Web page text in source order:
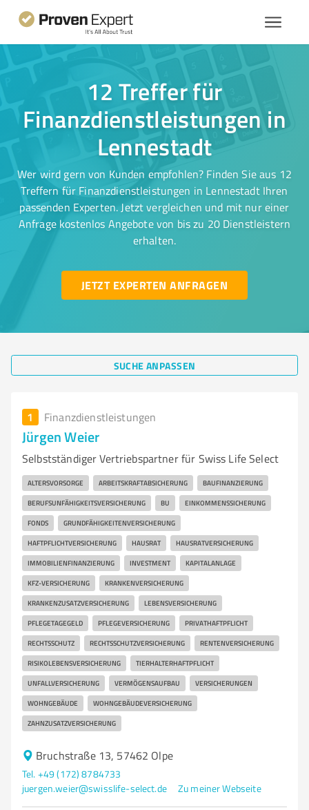
12 Treffer für
Finanzdienstleistungen in
Lennestadt
Wer wird gern von Kunden empfohlen? Finden Sie aus 12
Treffern für Finanzdienstleistungen in Lennestadt Ihren
passenden Experten. Jetzt vergleichen und mit nur einer
Anfrage kostenlos Angebote von bis zu 20 Dienstleistern
erhalten.
JETZT EXPERTEN ANFRAGEN
SUCHE ANPASSEN
1 Finanzdienstleistungen
Jürgen Weier
Selbstständiger Vertriebspartner für Swiss Life Select
ALTERSVORSORGE ARBEITSKRAFTABSICHERUNG BAUFINANZIERUNG
BERUFSUNFÄHIGKEITSVERSICHERUNG BU EINKOMMENSSICHERUNG
FONDS GRUNDFÄHIGKEITENVERSICHERUNG
HAFTPFLICHTVERSICHERUNG HAUSRAT HAUSRATVERSICHERUNG
IMMOBILIENFINANZIERUNG INVESTMENT KAPITALANLAGE
KFZ-VERSICHERUNG KRANKENVERSICHERUNG
KRANKENZUSATZVERSICHERUNG LEBENSVERSICHERUNG
PFLEGETAGEGELD PFLEGEVERSICHERUNG PRIVATHAFTPFLICHT
RECHTSSCHUTZ RECHTSSCHUTZVERSICHERUNG RENTENVERSICHERUNG
RISIKOLEBENSVERSICHERUNG TIERHALTERHAFTPFLICHT
UNFALLVERSICHERUNG VERMÖGENSAUFBAU VERSICHERUNGEN
WOHNGEBÄUDE WOHNGEBÄUDEVERSICHERUNG
ZAHNZUSATZVERSICHERUNG
Bruchstraße 13, 57462 Olpe
Tel. +49 (172) 8784733
juergen.weier@swisslife-select.de
Zu meiner Webseite